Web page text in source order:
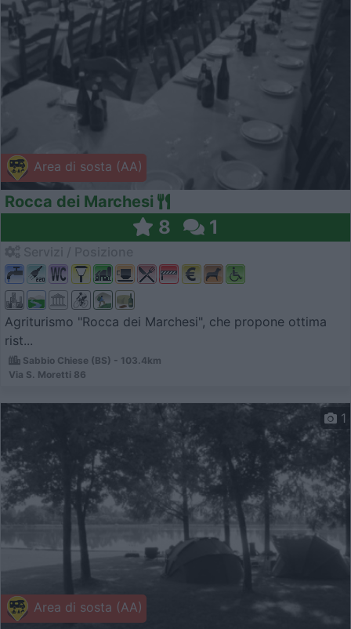
Area di sosta (AA)
Rocca dei Marchesi
8 1
Agriturismo "Rocca dei Marchesi", che propone ottima
rist...
Sabbio Chiese (BS) - 103.4km
Via S. Moretti 86
Area di sosta (AA)
1